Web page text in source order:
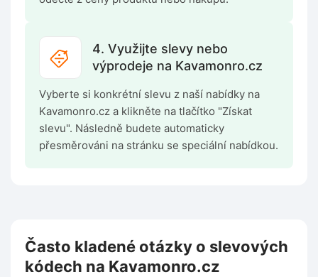
4. Využijte slevy nebo
výprodeje na Kavamonro.cz
Vyberte si konkrétní slevu z naší nabídky na
Kavamonro.cz a klikněte na tlačítko "Získat
slevu". Následně budete automaticky
přesměrováni na stránku se speciální nabídkou.
Často kladené otázky o slevových
kódech na Kavamonro.cz